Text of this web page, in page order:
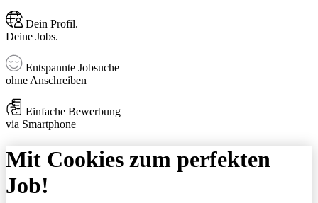
Dein Profil.
Deine Jobs.
Entspannte Jobsuche
ohne Anschreiben
Einfache Bewerbung
via Smartphone
Mit Cookies zum perfekten
Job!